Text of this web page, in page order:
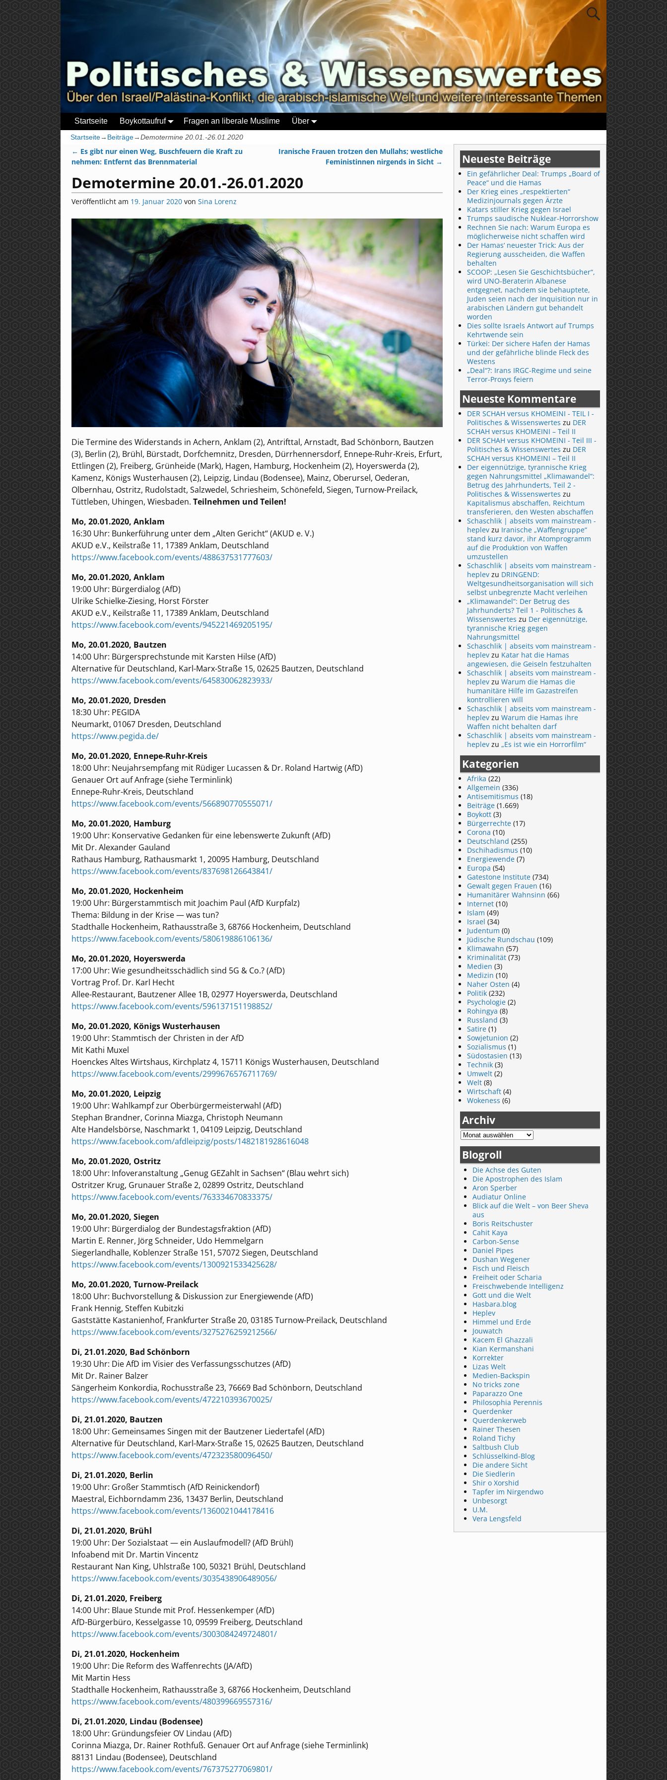
Startseite Boykottaufruf Fragen an liberale Muslime Über
Startseite→ Beiträge→Demotermine 20.01.-26.01.2020
Artikelnavigation
← Es gibt nur einen Weg, Buschfeuern die Kraft zu
nehmen: Entfernt das Brennmaterial
Iranische Frauen trotzen den Mullahs; westliche
Feministinnen nirgends in Sicht →
Demotermine 20.01.-26.01.2020
Veröffentlicht am 19. Januar 2020 von Sina Lorenz
Die Termine des Widerstands in Achern, Anklam (2), Antrifttal, Arnstadt, Bad Schönborn, Bautzen
(3), Berlin (2), Brühl, Bürstadt, Dorfchemnitz, Dresden, Dürrhennersdorf, Ennepe-Ruhr-Kreis, Erfurt,
Ettlingen (2), Freiberg, Grünheide (Mark), Hagen, Hamburg, Hockenheim (2), Hoyerswerda (2),
Kamenz, Königs Wusterhausen (2), Leipzig, Lindau (Bodensee), Mainz, Oberursel, Oederan,
Olbernhau, Ostritz, Rudolstadt, Salzwedel, Schriesheim, Schönefeld, Siegen, Turnow-Preilack,
Tüttleben, Uhingen, Wiesbaden. Teilnehmen und Teilen!
Mo, 20.01.2020, Anklam
16:30 Uhr: Bunkerführung unter dem „Alten Gericht“ (AKUD e. V.)
AKUD e.V., Keilstraße 11, 17389 Anklam, Deutschland
https://www.facebook.com/events/488637531777603/
Mo, 20.01.2020, Anklam
19:00 Uhr: Bürgerdialog (AfD)
Ulrike Schielke-Ziesing, Horst Förster
AKUD e.V., Keilstraße 11, 17389 Anklam, Deutschland
https://www.facebook.com/events/945221469205195/
Mo, 20.01.2020, Bautzen
14:00 Uhr: Bürgersprechstunde mit Karsten Hilse (AfD)
Alternative für Deutschland, Karl-Marx-Straße 15, 02625 Bautzen, Deutschland
https://www.facebook.com/events/645830062823933/
Mo, 20.01.2020, Dresden
18:30 Uhr: PEGIDA
Neumarkt, 01067 Dresden, Deutschland
https://www.pegida.de/
Mo, 20.01.2020, Ennepe-Ruhr-Kreis
18:00 Uhr: Neujahrsempfang mit Rüdiger Lucassen & Dr. Roland Hartwig (AfD)
Genauer Ort auf Anfrage (siehe Terminlink)
Ennepe-Ruhr-Kreis, Deutschland
https://www.facebook.com/events/566890770555071/
Mo, 20.01.2020, Hamburg
19:00 Uhr: Konservative Gedanken für eine lebenswerte Zukunft (AfD)
Mit Dr. Alexander Gauland
Rathaus Hamburg, Rathausmarkt 1, 20095 Hamburg, Deutschland
https://www.facebook.com/events/837698126643841/
Mo, 20.01.2020, Hockenheim
19:00 Uhr: Bürgerstammtisch mit Joachim Paul (AfD Kurpfalz)
Thema: Bildung in der Krise — was tun?
Stadthalle Hockenheim, Rathausstraße 3, 68766 Hockenheim, Deutschland
https://www.facebook.com/events/580619886106136/
Mo, 20.01.2020, Hoyerswerda
17:00 Uhr: Wie gesundheitsschädlich sind 5G & Co.? (AfD)
Vortrag Prof. Dr. Karl Hecht
Allee-Restaurant, Bautzener Allee 1B, 02977 Hoyerswerda, Deutschland
https://www.facebook.com/events/596137151198852/
Mo, 20.01.2020, Königs Wusterhausen
19:00 Uhr: Stammtisch der Christen in der AfD
Mit Kathi Muxel
Hoenckes Altes Wirtshaus, Kirchplatz 4, 15711 Königs Wusterhausen, Deutschland
https://www.facebook.com/events/2999676576711769/
Mo, 20.01.2020, Leipzig
19:00 Uhr: Wahlkampf zur Oberbürgermeisterwahl (AfD)
Stephan Brandner, Corinna Miazga, Christoph Neumann
Alte Handelsbörse, Naschmarkt 1, 04109 Leipzig, Deutschland
https://www.facebook.com/afdleipzig/posts/1482181928616048
Mo, 20.01.2020, Ostritz
18:00 Uhr: Infoveranstaltung „Genug GEZahlt in Sachsen“ (Blau wehrt sich)
Ostritzer Krug, Grunauer Straße 2, 02899 Ostritz, Deutschland
https://www.facebook.com/events/763334670833375/
Mo, 20.01.2020, Siegen
19:00 Uhr: Bürgerdialog der Bundestagsfraktion (AfD)
Martin E. Renner, Jörg Schneider, Udo Hemmelgarn
Siegerlandhalle, Koblenzer Straße 151, 57072 Siegen, Deutschland
https://www.facebook.com/events/1300921533425628/
Mo, 20.01.2020, Turnow-Preilack
18:00 Uhr: Buchvorstellung & Diskussion zur Energiewende (AfD)
Frank Hennig, Steffen Kubitzki
Gaststätte Kastanienhof, Frankfurter Straße 20, 03185 Turnow-Preilack, Deutschland
https://www.facebook.com/events/3275276259212566/
Di, 21.01.2020, Bad Schönborn
19:30 Uhr: Die AfD im Visier des Verfassungsschutzes (AfD)
Mit Dr. Rainer Balzer
Sängerheim Konkordia, Rochusstraße 23, 76669 Bad Schönborn, Deutschland
https://www.facebook.com/events/472210393670025/
Di, 21.01.2020, Bautzen
18:00 Uhr: Gemeinsames Singen mit der Bautzener Liedertafel (AfD)
Alternative für Deutschland, Karl-Marx-Straße 15, 02625 Bautzen, Deutschland
https://www.facebook.com/events/472323580096450/
Di, 21.01.2020, Berlin
19:00 Uhr: Großer Stammtisch (AfD Reinickendorf)
Maestral, Eichborndamm 236, 13437 Berlin, Deutschland
https://www.facebook.com/events/1360021044178416
Di, 21.01.2020, Brühl
19:00 Uhr: Der Sozialstaat — ein Auslaufmodell? (AfD Brühl)
Infoabend mit Dr. Martin Vincentz
Restaurant Nan King, Uhlstraße 100, 50321 Brühl, Deutschland
https://www.facebook.com/events/3035438906489056/
Di, 21.01.2020, Freiberg
14:00 Uhr: Blaue Stunde mit Prof. Hessenkemper (AfD)
AfD-Bürgerbüro, Kesselgasse 10, 09599 Freiberg, Deutschland
https://www.facebook.com/events/3003084249724801/
Di, 21.01.2020, Hockenheim
19:00 Uhr: Die Reform des Waffenrechts (JA/AfD)
Mit Martin Hess
Stadthalle Hockenheim, Rathausstraße 3, 68766 Hockenheim, Deutschland
https://www.facebook.com/events/480399669557316/
Di, 21.01.2020, Lindau (Bodensee)
18:00 Uhr: Gründungsfeier OV Lindau (AfD)
Corinna Miazga, Dr. Rainer Rothfuß. Genauer Ort auf Anfrage (siehe Terminlink)
88131 Lindau (Bodensee), Deutschland
https://www.facebook.com/events/767375277069801/
Neueste Beiträge
Ein gefährlicher Deal: Trumps „Board of
Peace“ und die Hamas
Der Krieg eines „respektierten“
Medizinjournals gegen Ärzte
Katars stiller Krieg gegen Israel
Trumps saudische Nuklear-Horrorshow
Rechnen Sie nach: Warum Europa es
möglicherweise nicht schaffen wird
Der Hamas‘ neuester Trick: Aus der
Regierung ausscheiden, die Waffen
behalten
SCOOP: „Lesen Sie Geschichtsbücher“,
wird UNO-Beraterin Albanese
entgegnet, nachdem sie behauptete,
Juden seien nach der Inquisition nur in
arabischen Ländern gut behandelt
worden
Dies sollte Israels Antwort auf Trumps
Kehrtwende sein
Türkei: Der sichere Hafen der Hamas
und der gefährliche blinde Fleck des
Westens
„Deal“?: Irans IRGC-Regime und seine
Terror-Proxys feiern
Neueste Kommentare
DER SCHAH versus KHOMEINI - TEIL I -
Politisches & Wissenswertes zu DER
SCHAH versus KHOMEINI – Teil II
DER SCHAH versus KHOMEINI - Teil III -
Politisches & Wissenswertes zu DER
SCHAH versus KHOMEINI – Teil II
Der eigennützige, tyrannische Krieg
gegen Nahrungsmittel „Klimawandel“:
Betrug des Jahrhunderts, Teil 2 -
Politisches & Wissenswertes zu
Kapitalismus abschaffen, Reichtum
transferieren, den Westen abschaffen
Schaschlik | abseits vom mainstream -
heplev zu Iranische „Waffengruppe“
stand kurz davor, ihr Atomprogramm
auf die Produktion von Waffen
umzustellen
Schaschlik | abseits vom mainstream -
heplev zu DRINGEND:
Weltgesundheitsorganisation will sich
selbst unbegrenzte Macht verleihen
„Klimawandel“: Der Betrug des
Jahrhunderts? Teil 1 - Politisches &
Wissenswertes zu Der eigennützige,
tyrannische Krieg gegen
Nahrungsmittel
Schaschlik | abseits vom mainstream -
heplev zu Katar hat die Hamas
angewiesen, die Geiseln festzuhalten
Schaschlik | abseits vom mainstream -
heplev zu Warum die Hamas die
humanitäre Hilfe im Gazastreifen
kontrollieren will
Schaschlik | abseits vom mainstream -
heplev zu Warum die Hamas ihre
Waffen nicht behalten darf
Schaschlik | abseits vom mainstream -
heplev zu „Es ist wie ein Horrorfilm“
Kategorien
Afrika (22)
Allgemein (336)
Antisemitismus (18)
Beiträge (1.669)
Boykott (3)
Bürgerrechte (17)
Corona (10)
Deutschland (255)
Dschihadismus (10)
Energiewende (7)
Europa (54)
Gatestone Institute (734)
Gewalt gegen Frauen (16)
Humanitärer Wahnsinn (66)
Internet (10)
Islam (49)
Israel (34)
Judentum (0)
Jüdische Rundschau (109)
Klimawahn (57)
Kriminalität (73)
Medien (3)
Medizin (10)
Naher Osten (4)
Politik (232)
Psychologie (2)
Rohingya (8)
Russland (3)
Satire (1)
Sowjetunion (2)
Sozialismus (1)
Südostasien (13)
Technik (3)
Umwelt (2)
Welt (8)
Wirtschaft (4)
Wokeness (6)
Archiv
Blogroll
Die Achse des Guten
Die Apostrophen des Islam
Aron Sperber
Audiatur Online
Blick auf die Welt – von Beer Sheva
aus
Boris Reitschuster
Cahit Kaya
Carbon-Sense
Daniel Pipes
Dushan Wegener
Fisch und Fleisch
Freiheit oder Scharia
Freischwebende Intelligenz
Gott und die Welt
Hasbara.blog
Heplev
Himmel und Erde
Jouwatch
Kacem El Ghazzali
Kian Kermanshani
Korrekter
Lizas Welt
Medien-Backspin
No tricks zone
Paparazzo One
Philosophia Perennis
Querdenker
Querdenkerweb
Rainer Thesen
Roland Tichy
Saltbush Club
Schlüsselkind-Blog
Die andere Sicht
Die Siedlerin
Shir o Xorshid
Tapfer im Nirgendwo
Unbesorgt
U.M.
Vera Lengsfeld